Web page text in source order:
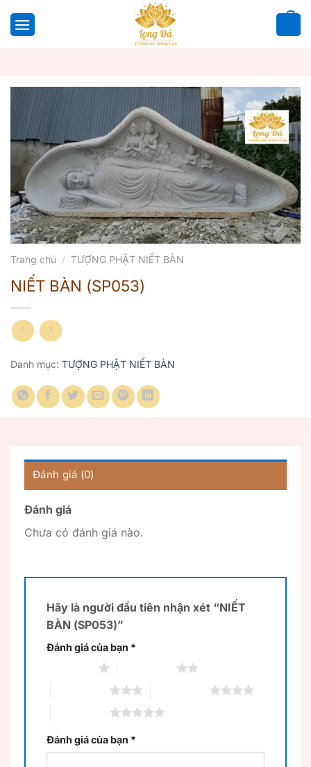
qua
Trang chủ / TƯỢNG PHẬT NIẾT BÀN
NIẾT BÀN (SP053)
Danh mục: TƯỢNG PHẬT NIẾT BÀN
Đánh giá (0)
Đánh giá
Chưa có đánh giá nào.
Hãy là người đầu tiên nhận xét “NIẾT
BÀN (SP053)”
Đánh giá của bạn *
Đánh giá của bạn *